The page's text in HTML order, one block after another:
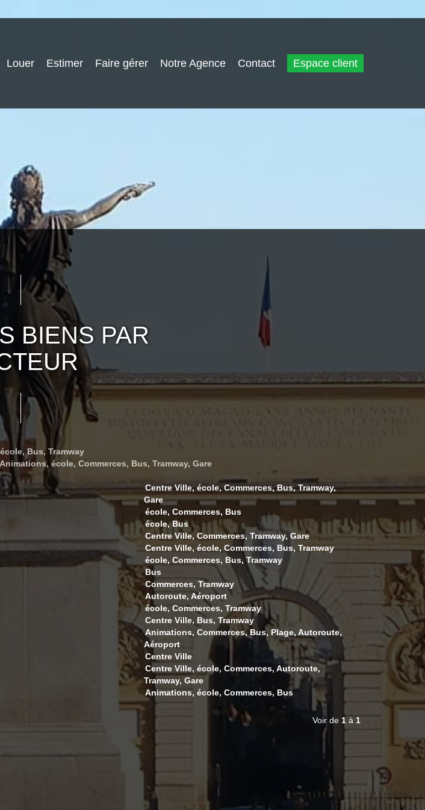
Louer Estimer Faire gérer Notre Agence Contact Espace client
BIENS PAR
Bus, Tramway
école, Commerces, Bus, Tramway, Gare
Centre Ville, école, Commerces, Bus, Tramway,
Gare
école, Commerces, Bus
école, Bus
Centre Ville, Commerces, Tramway, Gare
Centre Ville, école, Commerces, Bus, Tramway
école, Commerces, Bus, Tramway
Bus
Commerces, Tramway
Autoroute, Aéroport
école, Commerces, Tramway
Centre Ville, Bus, Tramway
Animations, Commerces, Bus, Plage, Autoroute,
Aéroport
Centre Ville
Centre Ville, école, Commerces, Autoroute,
Tramway, Gare
Animations, école, Commerces, Bus
Voir de 1 à 1